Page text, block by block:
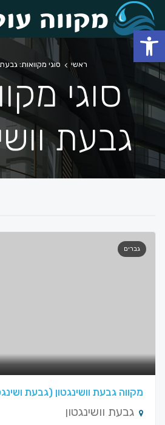
ראשי סוגי מקוואות: גבעת
סוגי
גבעת
גברים
מקווה גבעת וושינגטון (גבעת
גבעת וושינגטון
פתח סרגל נגישות